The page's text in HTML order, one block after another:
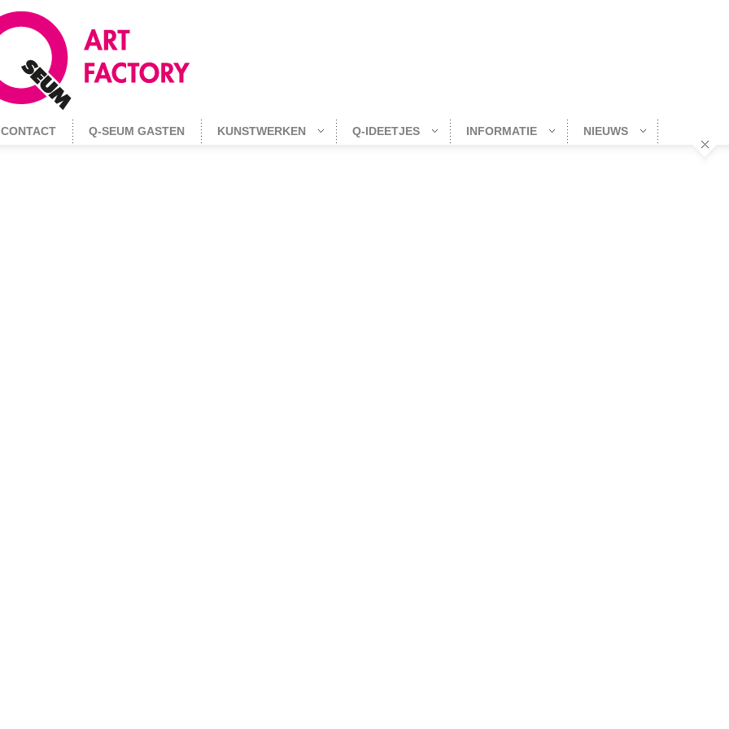
CONTACT Q-SEUM GASTEN KUNSTWERKEN Q-IDEETJES INFORMATIE NIEUWS